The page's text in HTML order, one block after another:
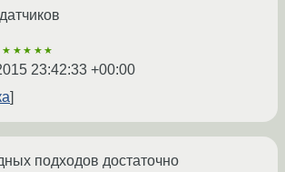
★★★★★
23:42:33 +00:00
подходов достаточно